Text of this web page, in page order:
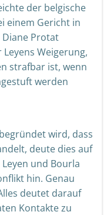
der belgische
einem Gericht in
Diane Protat
Weigerung,
strafbar ist, wenn
werden
wird, dass
deute dies auf
und Bourla
hin. Genau
deutet darauf
Kontakte zu